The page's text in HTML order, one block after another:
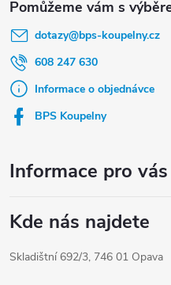
dotazy@bps-koupelny.cz
608 247 630
Informace o objednávce
BPS Koupelny
Informace pro vás
Kde nás najdete
Skladištní 692/3, 746 01 Opava